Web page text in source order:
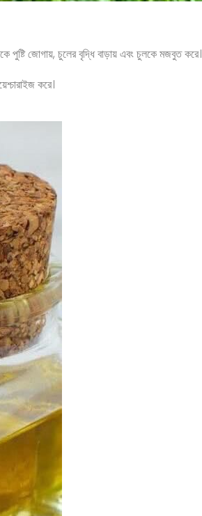
পুষ্টি জোগায়, চুলের বৃদ্ধি বাড়ায় এবং চুলকে মজবুত করে।
করে।